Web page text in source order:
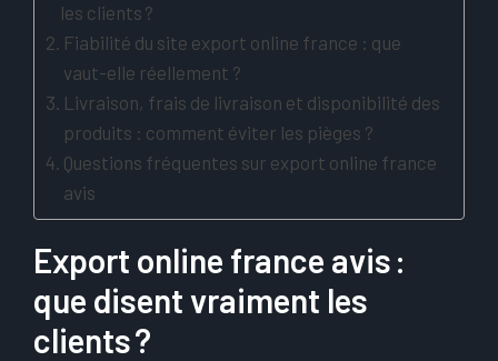
les clients ?
Fiabilité du site export online france : que
vaut-elle réellement ?
Livraison, frais de livraison et disponibilité des
produits : comment éviter les pièges ?
Questions fréquentes sur export online france
avis
Export online france avis :
que disent vraiment les
clients ?